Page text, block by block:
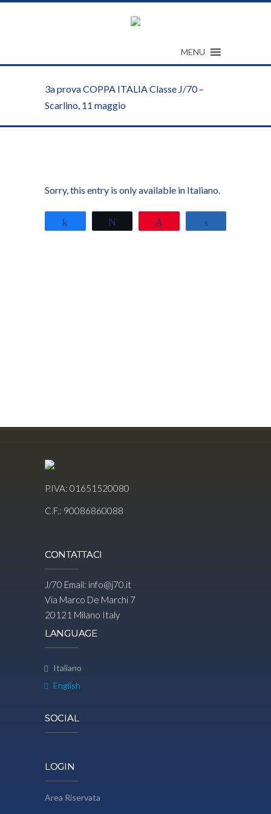
MENU
3a prova COPPA ITALIA Classe J/70 –
Scarlino, 11 maggio
Sorry, this entry is only available in Italiano.
P.IVA: 01651520080
C.F.: 90086860088
CONTATTACI
J/70 Email: info@j70.it
Via Marco De Marchi 7
20121 Milano Italy
LANGUAGE
Italiano
English
SOCIAL
LOGIN
Area Riservata